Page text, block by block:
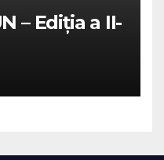
– Ediția a II-